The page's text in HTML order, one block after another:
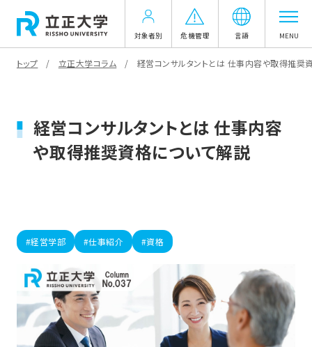
対象者別 危機管理 言語 MENU
トップ 立正大学コラム 経営コンサルタントとは 仕事内容や取得推奨
経営コンサルタントとは 仕事内容
や取得推奨資格について解説
#経営学部 #仕事紹介 #資格